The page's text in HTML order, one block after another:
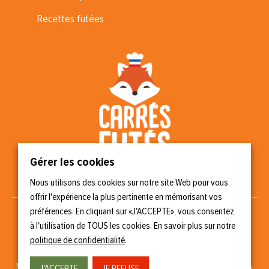
Recettes futées
Nous suivre
Mentions légales – Politique de confidentialité Gérer les cookies
Gérer les cookies
Nous utilisons des cookies sur notre site Web pour vous
offrir l'expérience la plus pertinente en mémorisant vos
préférences. En cliquant sur «J'ACCEPTE», vous consentez
à l'utilisation de TOUS les cookies. En savoir plus sur notre
politique de confidentialité.